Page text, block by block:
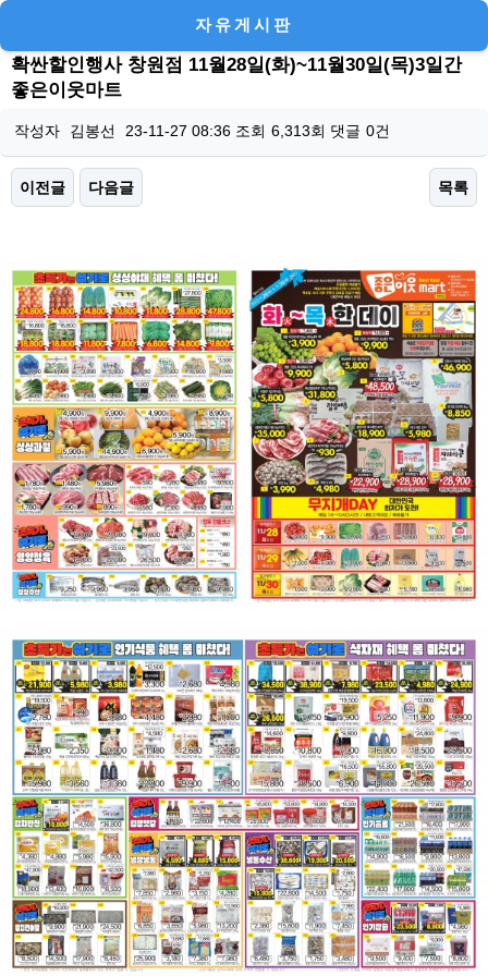
자유게시판
확싼할인행사 창원점 11월28일(화)~11월30일(목)3일간
좋은이웃마트
작성자 김봉선 23-11-27 08:36조회 6,313회 댓글 0건
이전글 다음글 목록
본문